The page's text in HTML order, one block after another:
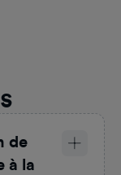
de
à la